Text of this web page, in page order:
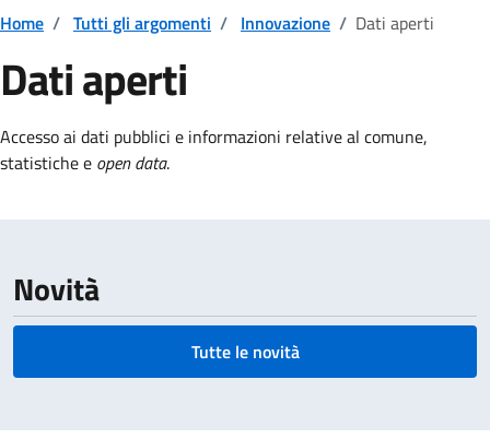
Home / Tutti gli argomenti / Innovazione / Dati aperti
Dati aperti
Dettagli della notizia
Accesso ai dati pubblici e informazioni relative al comune,
statistiche e open data.
Novità
Tutte le novità